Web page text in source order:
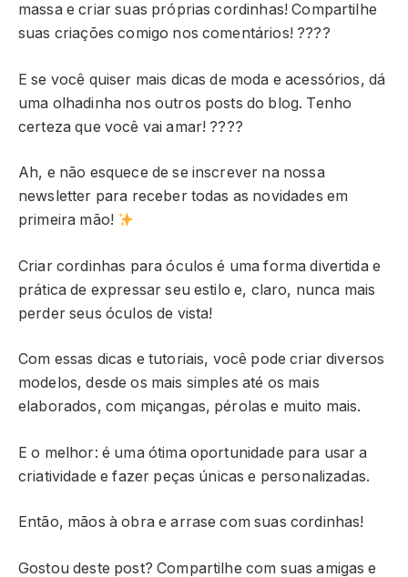
massa e criar suas próprias cordinhas! Compartilhe
suas criações comigo nos comentários! ????
E se você quiser mais dicas de moda e acessórios, dá
uma olhadinha nos outros posts do blog. Tenho
certeza que você vai amar! ????
Ah, e não esquece de se inscrever na nossa
newsletter para receber todas as novidades em
primeira mão!
Criar cordinhas para óculos é uma forma divertida e
prática de expressar seu estilo e, claro, nunca mais
perder seus óculos de vista!
Com essas dicas e tutoriais, você pode criar diversos
modelos, desde os mais simples até os mais
elaborados, com miçangas, pérolas e muito mais.
E o melhor: é uma ótima oportunidade para usar a
criatividade e fazer peças únicas e personalizadas.
Então, mãos à obra e arrase com suas cordinhas!
Gostou deste post? Compartilhe com suas amigas e